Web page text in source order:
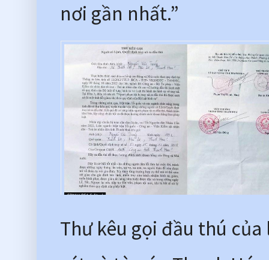
nơi gần nhất.”
Thư kêu gọi đầu thú